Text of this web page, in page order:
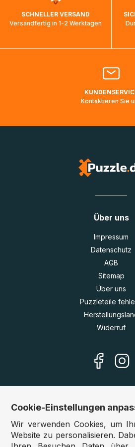
ankommen und von der dortigen
bearbeitet werden.
Bitte kontaktieren Sie den
Lieferadressen in Deutschland oder
SCHNELLER VERSAND
Versandfertig in 1-2 Werktagen
Kontaktieren Sie
Über uns
Impressum
Datenschutz
AGB
Sitemap
Über uns
Puzzleteile
Widerruf
Unsere
Deutschland:
Cookie-Einstellungen
Wir verwenden Cookies, um
Website zu personalisieren.